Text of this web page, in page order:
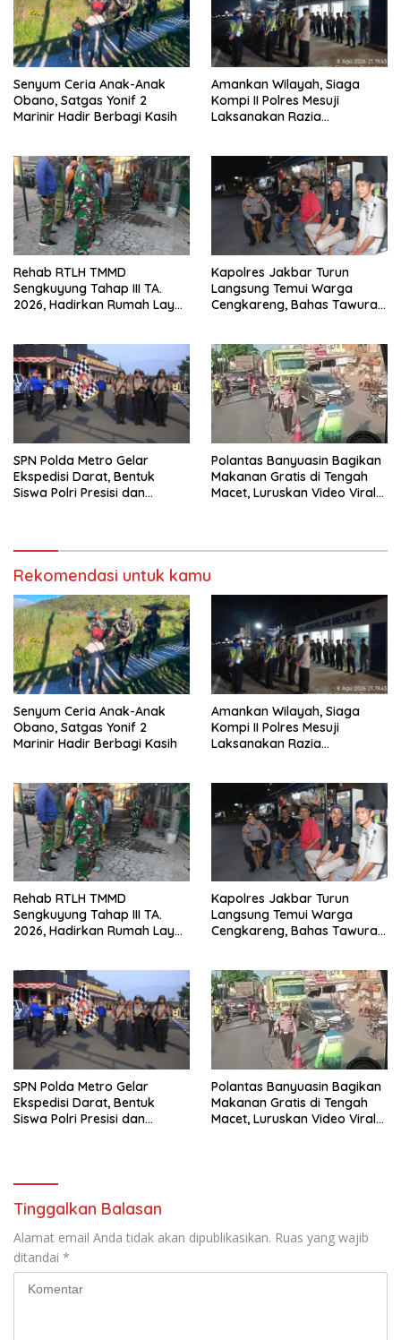
Senyum Ceria Anak-Anak
Obano, Satgas Yonif 2
Marinir Hadir Berbagi Kasih
Amankan Wilayah, Siaga
Kompi II Polres Mesuji
Laksanakan Razia
Rehab RTLH TMMD
Sengkuyung Tahap III TA.
2026, Hadirkan Rumah Layak
Kapolres Jakbar Turun
Langsung Temui Warga
Cengkareng, Bahas Tawuran
SPN Polda Metro Gelar
Ekspedisi Darat, Bentuk
Siswa Polri Presisi dan
Polantas Banyuasin Bagikan
Makanan Gratis di Tengah
Macet, Luruskan Video Viral
Rekomendasi untuk kamu
Senyum Ceria Anak-Anak
Obano, Satgas Yonif 2
Marinir Hadir Berbagi Kasih
Amankan Wilayah, Siaga
Kompi II Polres Mesuji
Laksanakan Razia
Rehab RTLH TMMD
Sengkuyung Tahap III TA.
2026, Hadirkan Rumah Layak
Kapolres Jakbar Turun
Langsung Temui Warga
Cengkareng, Bahas Tawuran
SPN Polda Metro Gelar
Ekspedisi Darat, Bentuk
Siswa Polri Presisi dan
Polantas Banyuasin Bagikan
Makanan Gratis di Tengah
Macet, Luruskan Video Viral
Tinggalkan Balasan
Alamat email Anda tidak akan dipublikasikan. Ruas yang wajib
ditandai *